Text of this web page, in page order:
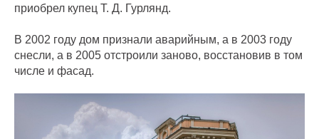
приобрел купец Т. Д. Гурлянд.
В 2002 году дом признали аварийным, а в 2003 году
снесли, а в 2005 отстроили заново, восстановив в том
числе и фасад.